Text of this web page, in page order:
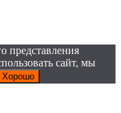
представления
сайт, мы
Хорошо